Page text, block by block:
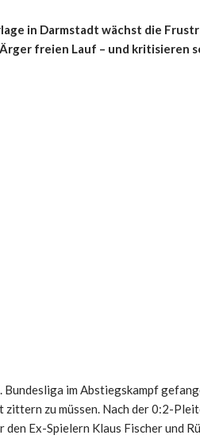
in Darmstadt wächst die
freien Lauf – und kritisieren
Bundesliga im Abstiegskampf
zittern zu müssen. Nach der 0:2-
Ex-Spielern Klaus Fischer und